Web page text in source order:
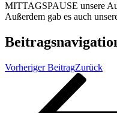
MITTAGSPAUSE unsere
Außerdem gab es auch
Vorheriger BeitragZurück